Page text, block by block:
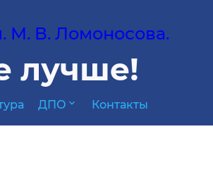
М. В. Ломоносова.
лучше!
ДПО expand_more Контакты